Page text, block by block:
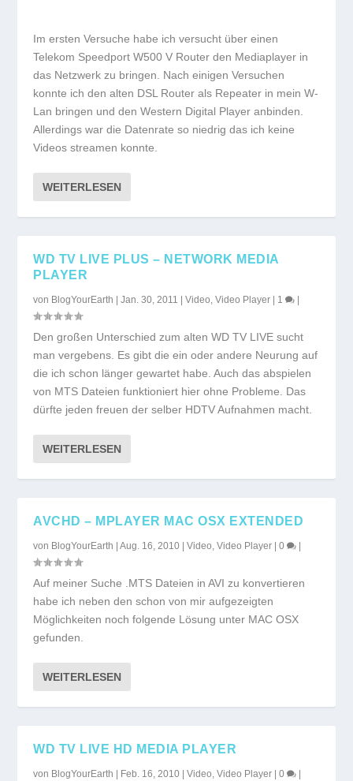
Im ersten Versuche habe ich versucht über einen
Telekom Speedport W500 V Router den Mediaplayer in
das Netzwerk zu bringen. Nach einigen Versuchen
konnte ich den alten DSL Router als Repeater in mein W-
Lan bringen und den Western Digital Player anbinden.
Allerdings war die Datenrate so niedrig das ich keine
Videos streamen konnte.
WEITERLESEN
WD TV LIVE PLUS – NETWORK MEDIA
PLAYER
von BlogYourEarth |Jan. 30, 2011 |Video,Video Player 1
Den großen Unterschied zum alten WD TV LIVE sucht
man vergebens. Es gibt die ein oder andere Neurung auf
die ich schon länger gewartet habe. Auch das abspielen
von MTS Dateien funktioniert hier ohne Probleme. Das
dürfte jeden freuen der selber HDTV Aufnahmen macht.
WEITERLESEN
AVCHD – MPLAYER MAC OSX EXTENDED
von BlogYourEarth |Aug. 16, 2010 |Video,Video Player |0
Auf meiner Suche .MTS Dateien in AVI zu konvertieren
habe ich neben den schon von mir aufgezeigten
Möglichkeiten noch folgende Lösung unter MAC OSX
gefunden.
WEITERLESEN
WD TV LIVE HD MEDIA PLAYER
von BlogYourEarth Feb. 16, 2010 |Video,Video Player |0